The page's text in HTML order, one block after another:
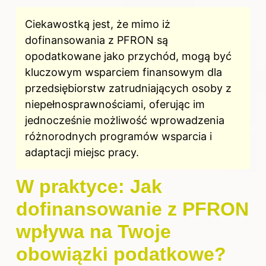
Ciekawostką jest, że mimo iż
dofinansowania z PFRON są
opodatkowane jako przychód, mogą być
kluczowym wsparciem finansowym dla
przedsiębiorstw zatrudniających osoby z
niepełnosprawnościami, oferując im
jednocześnie możliwość wprowadzenia
różnorodnych programów wsparcia i
adaptacji miejsc pracy.
W praktyce: Jak
dofinansowanie z PFRON
wpływa na Twoje
obowiązki podatkowe?